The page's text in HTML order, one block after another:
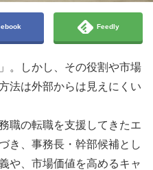
Feedly
。しかし、その役割や市場
法は外部からは見えにくい
職の転職を支援してきたエ
き、事務長・幹部候補とし
や、市場価値を高めるキャ